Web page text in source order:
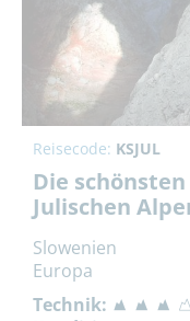
Reisecode: KSJUL
Die
Julischen
Slowenien
Europa
Technik: